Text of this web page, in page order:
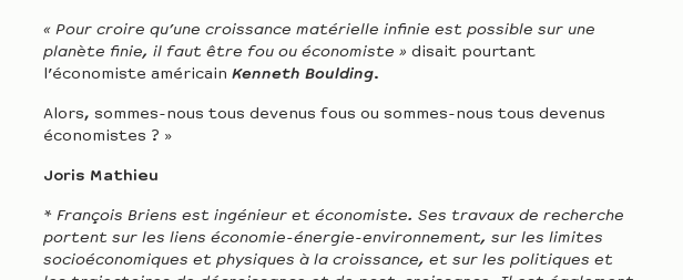
« Pour croire qu’une croissance matérielle infinie est possible sur une
planète finie, il faut être fou ou économiste » disait pourtant
l’économiste américainKenneth Boulding.
Alors, sommes-nous tous devenus fous ou sommes-nous tous devenus
économistes ? »
Joris Mathieu
* François Briens est ingénieur et économiste. Ses travaux de recherche
portent sur les liens économie-énergie-environnement, sur les limites
socioéconomiques et physiques à la croissance, et sur les politiques et